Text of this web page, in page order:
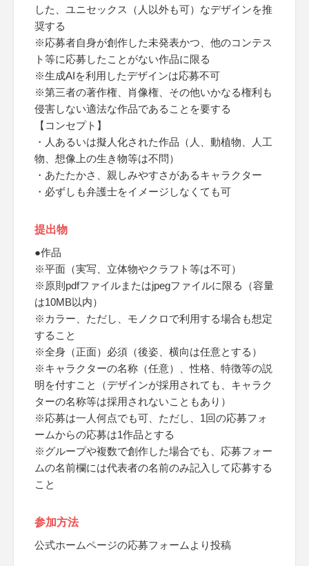
した、ユニセックス（人以外も可）なデザインを推
奨する
※応募者自身が創作した未発表かつ、他のコンテス
ト等に応募したことがない作品に限る
※生成AIを利用したデザインは応募不可
※第三者の著作権、肖像権、その他いかなる権利も
侵害しない適法な作品であることを要する
【コンセプト】
・人あるいは擬人化された作品（人、動植物、人工
物、想像上の生き物等は不問）
・あたたかさ、親しみやすさがあるキャラクター
・必ずしも弁護士をイメージしなくても可
提出物
●作品
※平面（実写、立体物やクラフト等は不可）
※原則pdfファイルまたはjpegファイルに限る（容量
は10MB以内）
※カラー、ただし、モノクロで利用する場合も想定
すること
※全身（正面）必須（後姿、横向は任意とする）
※キャラクターの名称（任意）、性格、特徴等の説
明を付すこと（デザインが採用されても、キャラク
ターの名称等は採用されないこともあり）
※応募は一人何点でも可、ただし、1回の応募フォ
ームからの応募は1作品とする
※グループや複数で創作した場合でも、応募フォー
ムの名前欄には代表者の名前のみ記入して応募する
こと
参加方法
公式ホームページの応募フォームより投稿